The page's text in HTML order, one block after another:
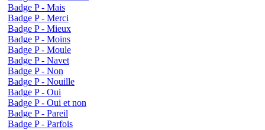
Badge P - Mais
Badge P - Merci
Badge P - Mieux
Badge P - Moins
Badge P - Moule
Badge P - Navet
Badge P - Non
Badge P - Nouille
Badge P - Oui
Badge P - Oui et non
Badge P - Pareil
Badge P - Parfois